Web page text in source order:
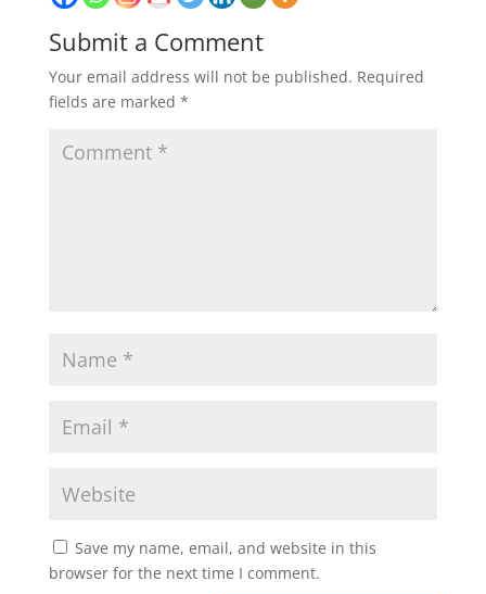
Submit a Comment
Your email address will not be published. Required
fields are marked *
Save my name, email, and website in this
browser for the next time I comment.